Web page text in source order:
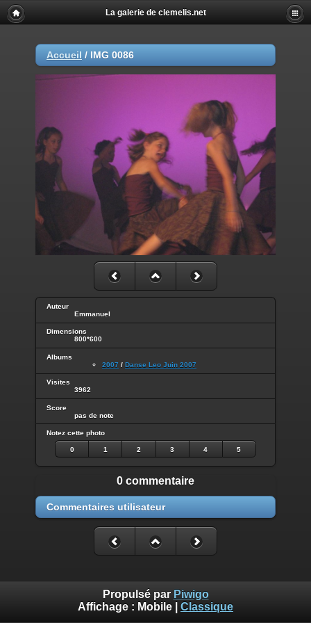
La galerie de clemelis.net
Accueil / IMG 0086
Auteur
Emmanuel
Dimensions
800*600
Albums
2007 / Danse Leo Juin 2007
Visites
3962
Score
pas de note
Notez cette photo
0 1 2 3 4 5
0 commentaire
Commentaires utilisateur
Propulsé par Piwigo
Affichage : Mobile Classique